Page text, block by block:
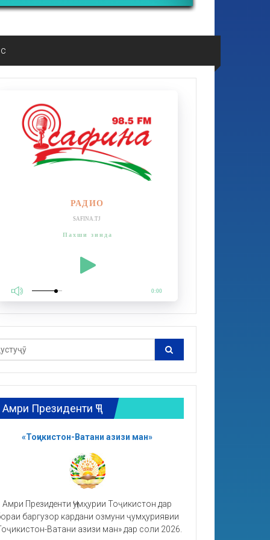
РАДИО
SAFINA.TJ
Пахши зинда
0:00
Амри Президенти ҶТ
«Тоҷикистон-Ватани азизи ман»
Амри Президенти Ҷумҳурии Тоҷикистон дар
баргузор кардани озмуни ҷумҳуриявии
Ватани азизи ман» дар соли 2026.